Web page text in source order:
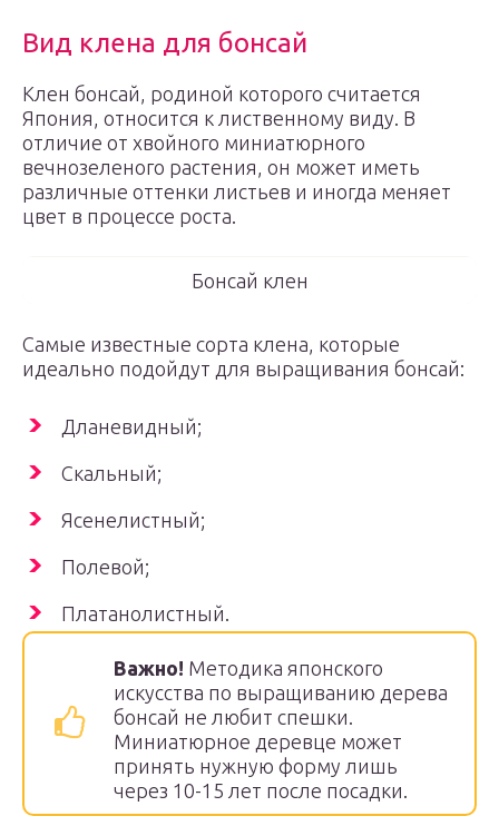
Вид клена для бонсай
Клен бонсай, родиной которого считается
Япония, относится к лиственному виду. В
отличие от хвойного миниатюрного
вечнозеленого растения, он может иметь
различные оттенки листьев и иногда меняет
цвет в процессе роста.
Бонсай клен
Самые известные сорта клена, которые
идеально подойдут для выращивания бонсай:
Дланевидный;
Скальный;
Ясенелистный;
Полевой;
Платанолистный.
Важно! Методика японского
искусства по выращиванию дерева
бонсай не любит спешки.
Миниатюрное деревце может
принять нужную форму лишь
через 10-15 лет после посадки.